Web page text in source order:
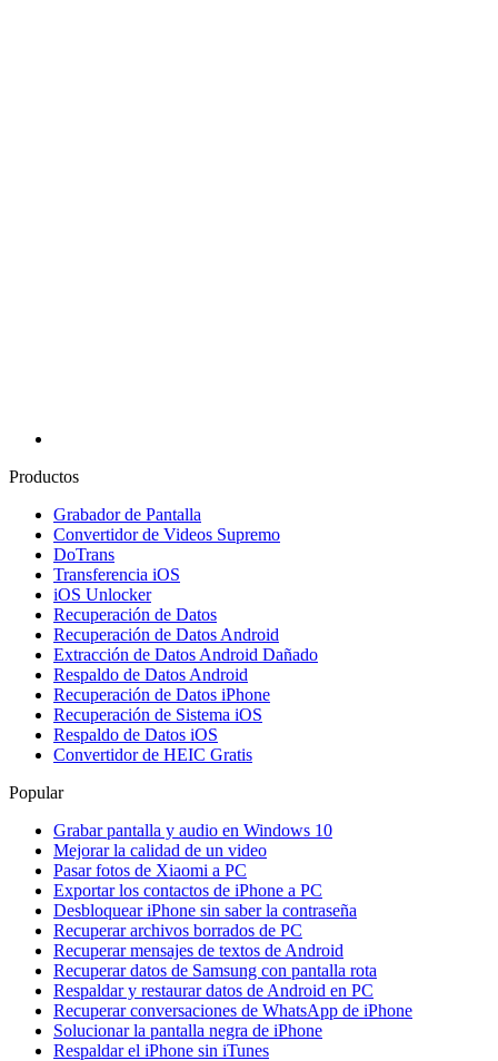
Productos
Grabador de Pantalla
Convertidor de Videos Supremo
DoTrans
Transferencia iOS
iOS Unlocker
Recuperación de Datos
Recuperación de Datos Android
Extracción de Datos Android Dañado
Respaldo de Datos Android
Recuperación de Datos iPhone
Recuperación de Sistema iOS
Respaldo de Datos iOS
Convertidor de HEIC Gratis
Popular
Grabar pantalla y audio en Windows 10
Mejorar la calidad de un video
Pasar fotos de Xiaomi a PC
Exportar los contactos de iPhone a PC
Desbloquear iPhone sin saber la contraseña
Recuperar archivos borrados de PC
Recuperar mensajes de textos de Android
Recuperar datos de Samsung con pantalla rota
Respaldar y restaurar datos de Android en PC
Recuperar conversaciones de WhatsApp de iPhone
Solucionar la pantalla negra de iPhone
Respaldar el iPhone sin iTunes